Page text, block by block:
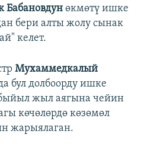
Бабановдун өкмөтү ишке
бери алты жолу сынак
келет.
Мухаммедкалый
бул долбоорду ишке
жыл аягына чейин
көчөлөрдө көзөмөл
жарыялаган.